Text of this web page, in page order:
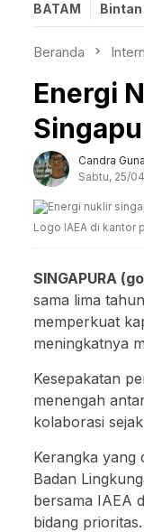
BATAM Bintan
Beranda
Energi
Candra
Sabtu, 25/
Logo IAEA di kantor
SINGAPURA
sama lima
memperkuat
meningkatnya
Kesepakatan
menengah
kolaborasi
Kerangka yang
Badan
bersama IAEA
bidang prioritas.